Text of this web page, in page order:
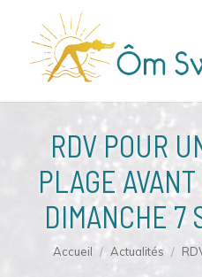
RDV POUR
PLAGE
DIMANCHE 7
Vous êtes ici :
Accueil Actualités